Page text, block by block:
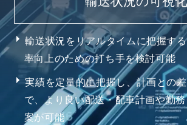
輸送状況をリアルタイムに把握す
率向上のための打ち手を検討可能
実績を定量的に把握し、計画との
で、より良い配送・配車計画や勤
案が可能